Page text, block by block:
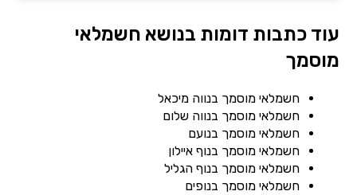
עוד כתבות דומות בנושא חשמלאי
מוסמך
חשמלאי מוסמך בנווה מיכאל
חשמלאי מוסמך בנווה שלום
חשמלאי מוסמך בנועם
חשמלאי מוסמך בנוף איילון
חשמלאי מוסמך בנוף הגליל
חשמלאי מוסמך בנופים